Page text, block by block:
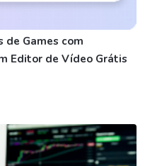
de Games com
Editor de Vídeo Grátis